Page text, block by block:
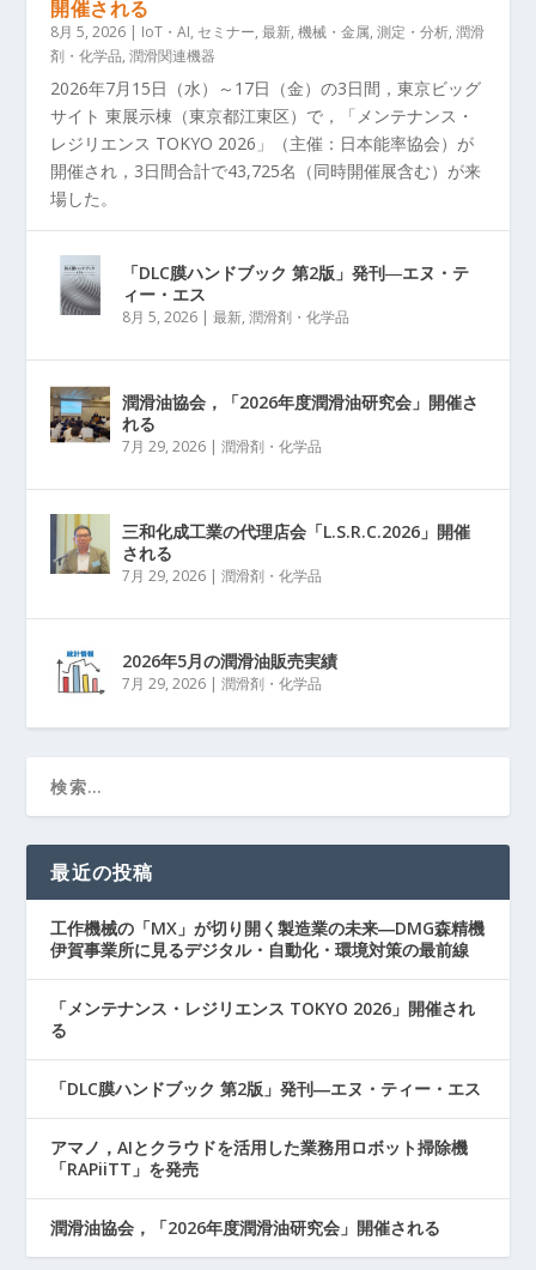
開催される
8月 5, 2026 | IoT・AI, セミナー,最新,機械・金属,測定・分析,潤滑
剤・化学品,潤滑関連機器
2026年7月15日（水）～17日（金）の3日間，東京ビッグ
サイト 東展示棟（東京都江東区）で，「メンテナンス・
レジリエンス TOKYO 2026」（主催：日本能率協会）が
開催され，3日間合計で43,725名（同時開催展含む）が来
場した。
「DLC膜ハンドブック 第2版」発刊―エヌ・テ
ィー・エス
8月 5, 2026 |最新,潤滑剤・化学品
潤滑油協会，「2026年度潤滑油研究会」開催さ
れる
7月 29, 2026 |潤滑剤・化学品
三和化成工業の代理店会「L.S.R.C.2026」開催
される
7月 29, 2026 |潤滑剤・化学品
2026年5月の潤滑油販売実績
7月 29, 2026 |潤滑剤・化学品
最近の投稿
工作機械の「MX」が切り開く製造業の未来―DMG森精機
伊賀事業所に見るデジタル・自動化・環境対策の最前線
「メンテナンス・レジリエンス TOKYO 2026」開催され
る
「DLC膜ハンドブック 第2版」発刊―エヌ・ティー・エス
アマノ，AIとクラウドを活用した業務用ロボット掃除機
「RAPiiTT」を発売
潤滑油協会，「2026年度潤滑油研究会」開催される